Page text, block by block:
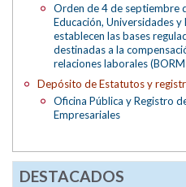
Orden de 4 de septiembre
Educación, Universidades
establecen las bases
destinadas a la
relaciones laborales
Depósito de Estatutos y
Oficina Pública y Registro
Empresariales
DESTACADOS